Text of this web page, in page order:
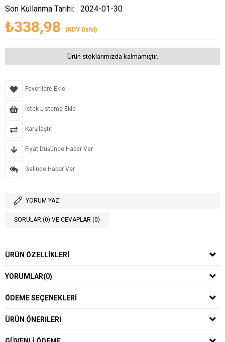
₺338,98 (KDV Dahil)
Son Kullanma Tarihi: 2024-01-30
Ürün stoklarımızda kalmamıştır.
Favorilere Ekle
İstek Listeme Ekle
Karşılaştır
Fiyat Düşünce Haber Ver
Gelince Haber Ver
YORUM YAZ
SORULAR (0) VE CEVAPLAR (0)
ÜRÜN ÖZELLIKLERI
YORUMLAR(0)
ÖDEME SEÇENEKLERI
ÜRÜN ÖNERILERI